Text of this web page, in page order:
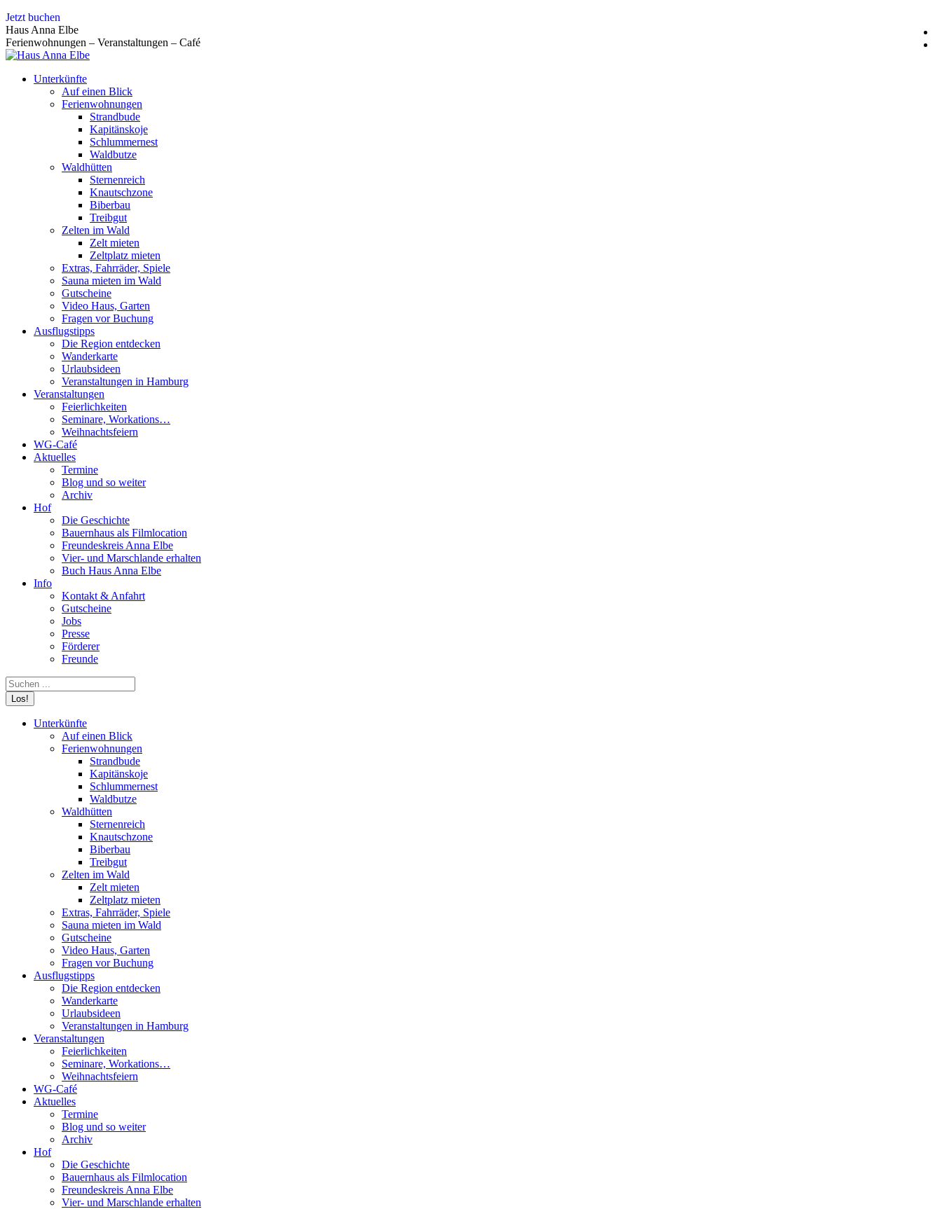
Zum
Inhalt
springen
Jetzt buchen
Haus Anna Elbe
Ferienwohnungen – Veranstaltungen – Café
Unterkünfte
Auf einen Blick
Ferienwohnungen
Strandbude
Kapitänskoje
Schlummernest
Waldbutze
Waldhütten
Sternenreich
Knautschzone
Biberbau
Treibgut
Zelten im Wald
Zelt mieten
Zeltplatz mieten
Extras, Fahrräder, Spiele
Sauna mieten im Wald
Gutscheine
Video Haus, Garten
Fragen vor Buchung
Ausflugstipps
Die Region entdecken
Wanderkarte
Urlaubsideen
Veranstaltungen in Hamburg
Veranstaltungen
Feierlichkeiten
Seminare, Workations…
Weihnachtsfeiern
WG-Café
Aktuelles
Termine
Blog und so weiter
Archiv
Hof
Die Geschichte
Bauernhaus als Filmlocation
Freundeskreis Anna Elbe
Vier- und Marschlande erhalten
Buch Haus Anna Elbe
Info
Kontakt & Anfahrt
Gutscheine
Jobs
Presse
Förderer
Freunde
Search:
Unterkünfte
Auf einen Blick
Ferienwohnungen
Strandbude
Kapitänskoje
Schlummernest
Waldbutze
Waldhütten
Sternenreich
Knautschzone
Biberbau
Treibgut
Zelten im Wald
Zelt mieten
Zeltplatz mieten
Extras, Fahrräder, Spiele
Sauna mieten im Wald
Gutscheine
Video Haus, Garten
Fragen vor Buchung
Ausflugstipps
Die Region entdecken
Wanderkarte
Urlaubsideen
Veranstaltungen in Hamburg
Veranstaltungen
Feierlichkeiten
Seminare, Workations…
Weihnachtsfeiern
WG-Café
Aktuelles
Termine
Blog und so weiter
Archiv
Hof
Die Geschichte
Bauernhaus als Filmlocation
Freundeskreis Anna Elbe
Vier- und Marschlande erhalten